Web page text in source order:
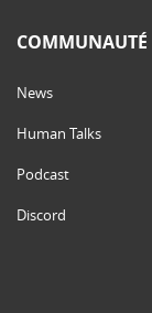
COMMUNAUTÉ
News
Human Talks
Podcast
Discord